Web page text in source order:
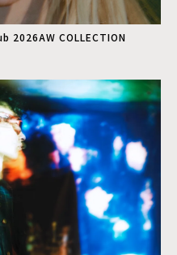
COLLECTION